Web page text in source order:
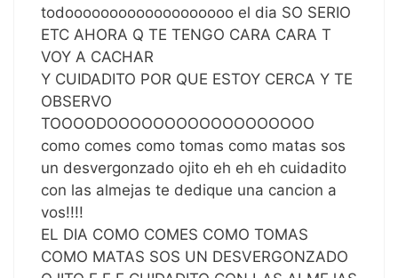
todooooooooooooooooooo el dia SO SERIO
ETC AHORA Q TE TENGO CARA CARA T
VOY A CACHAR
Y CUIDADITO POR QUE ESTOY CERCA Y TE
OBSERVO
TOOOODOOOOOOOOOOOOOOOOOO
como comes como tomas como matas sos
un desvergonzado ojito eh eh eh cuidadito
con las almejas te dedique una cancion a
vos!!!!
EL DIA COMO COMES COMO TOMAS
COMO MATAS SOS UN DESVERGONZADO